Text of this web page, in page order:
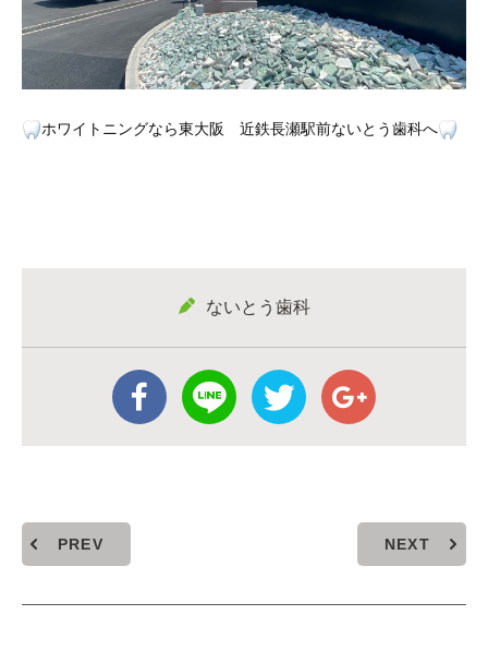
ホワイトニングなら東大阪 近鉄長瀬駅前ないとう歯科へ
ないとう歯科
PREV NEXT